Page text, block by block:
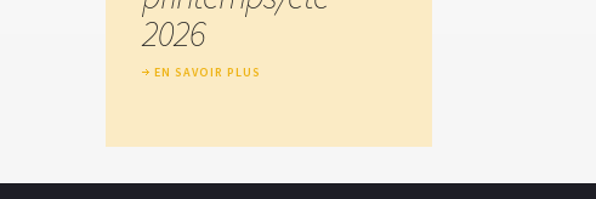
2026
EN SAVOIR PLUS